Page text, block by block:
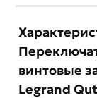
винтовые
Legrand